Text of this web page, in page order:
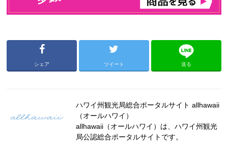
シェア ツイート 送る
ハワイ州観光局総合ポータルサイト allhawaii
（オールハワイ）
allhawaii（オールハワイ）は、ハワイ州観光
局公認総合ポータルサイトです。